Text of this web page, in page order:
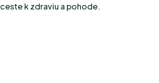
k zdraviu a pohode.